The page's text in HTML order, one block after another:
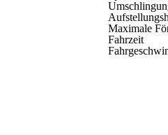
Maximale
Fahrzeit